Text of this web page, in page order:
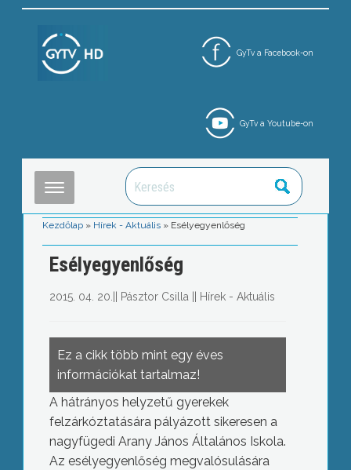
GyTv a Facebook-on
GyTv a Youtube-on
Kezdőlap » Hírek - Aktuális » Esélyegyenlőség
Esélyegyenlőség
2015. 04. 20. Pásztor Csilla Hírek - Aktuális
Ez a cikk több mint egy éves
információkat tartalmaz!
A hátrányos helyzetű gyerekek
felzárkóztatására pályázott sikeresen a
nagyfügedi Arany János Általános Iskola.
Az esélyegyenlőség megvalósulására